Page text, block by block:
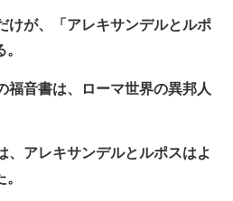
アレキサンデルとルポ
、ローマ世界の異邦人
アレキサンデルとルポスはよ